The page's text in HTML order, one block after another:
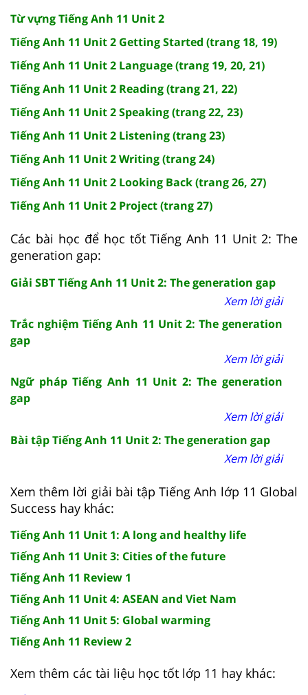
Từ vựng Tiếng Anh 11 Unit 2
Tiếng Anh 11 Unit 2 Getting Started (trang 18, 19)
Tiếng Anh 11 Unit 2 Language (trang 19, 20, 21)
Tiếng Anh 11 Unit 2 Reading (trang 21, 22)
Tiếng Anh 11 Unit 2 Speaking (trang 22, 23)
Tiếng Anh 11 Unit 2 Listening (trang 23)
Tiếng Anh 11 Unit 2 Writing (trang 24)
Tiếng Anh 11 Unit 2 Looking Back (trang 26, 27)
Tiếng Anh 11 Unit 2 Project (trang 27)
Các bài học để học tốt Tiếng Anh 11 Unit 2: The
generation gap:
Giải SBT Tiếng Anh 11 Unit 2: The generation gap
Xem lời giải
Trắc nghiệm Tiếng Anh 11 Unit 2: The generation
gap
Xem lời giải
Ngữ pháp Tiếng Anh 11 Unit 2: The generation
gap
Xem lời giải
Bài tập Tiếng Anh 11 Unit 2: The generation gap
Xem lời giải
Xem thêm lời giải bài tập Tiếng Anh lớp 11 Global
Success hay khác:
Tiếng Anh 11 Unit 1: A long and healthy life
Tiếng Anh 11 Unit 3: Cities of the future
Tiếng Anh 11 Review 1
Tiếng Anh 11 Unit 4: ASEAN and Viet Nam
Tiếng Anh 11 Unit 5: Global warming
Tiếng Anh 11 Review 2
Xem thêm các tài liệu học tốt lớp 11 hay khác: